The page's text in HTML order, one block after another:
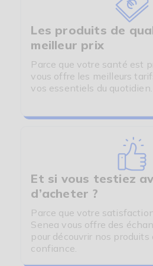
Les produits de
meilleur prix
Parce que votre santé est
vous offre les meilleurs
vos essentiels du quotidien.
Et si vous testiez
d’acheter ?
Parce que votre
Senea vous offre des
pour découvrir nos produits
confiance.